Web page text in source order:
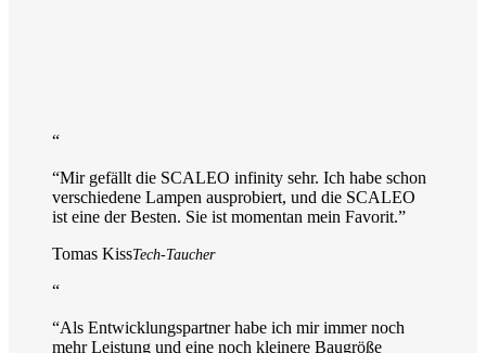
“
“Mir gefällt die SCALEO infinity sehr. Ich habe schon
verschiedene Lampen ausprobiert, und die SCALEO
ist eine der Besten. Sie ist momentan mein Favorit.”
Tomas KissTech-Taucher
“
“Als Entwicklungspartner habe ich mir immer noch
mehr Leistung und eine noch kleinere Baugröße